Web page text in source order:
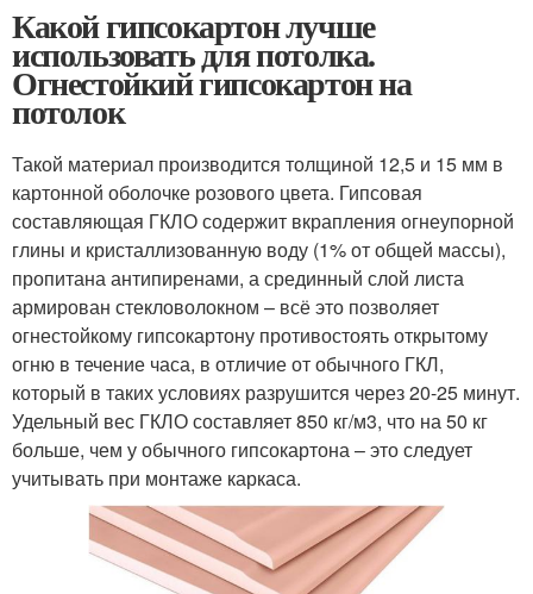
Какой гипсокартон лучше
использовать для потолка.
Огнестойкий гипсокартон на
потолок
Такой материал производится толщиной 12,5 и 15 мм в
картонной оболочке розового цвета. Гипсовая
составляющая ГКЛО содержит вкрапления огнеупорной
глины и кристаллизованную воду (1% от общей массы),
пропитана антипиренами, а срединный слой листа
армирован стекловолокном – всё это позволяет
огнестойкому гипсокартону противостоять открытому
огню в течение часа, в отличие от обычного ГКЛ,
который в таких условиях разрушится через 20-25 минут.
Удельный вес ГКЛО составляет 850 кг/м3, что на 50 кг
больше, чем у обычного гипсокартона – это следует
учитывать при монтаже каркаса.